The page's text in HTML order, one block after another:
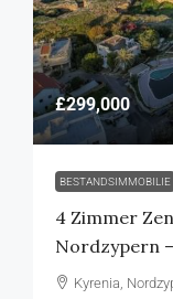
£299,000
BESTANDSIMMOBILIE
4 Zimmer
Nordzypern
Kyrenia,